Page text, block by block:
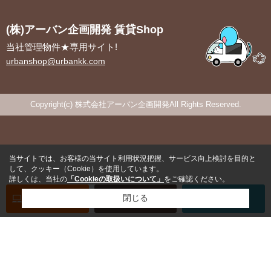
お問い合わせ
(株)アーバン企画開発 賃貸Shop
当社管理物件★専用サイト!
urbanshop@urbankk.com
Copyright(c) 株式会社アーバン企画開発All Rights Reserved.
当サイトでは、お客様の当サイト利用状況把握、サービス向上検討を目的と
して、クッキー（Cookie）を使用しています。
詳しくは、当社の 「Cookieの取扱いについて」 をご確認ください。
閉じる